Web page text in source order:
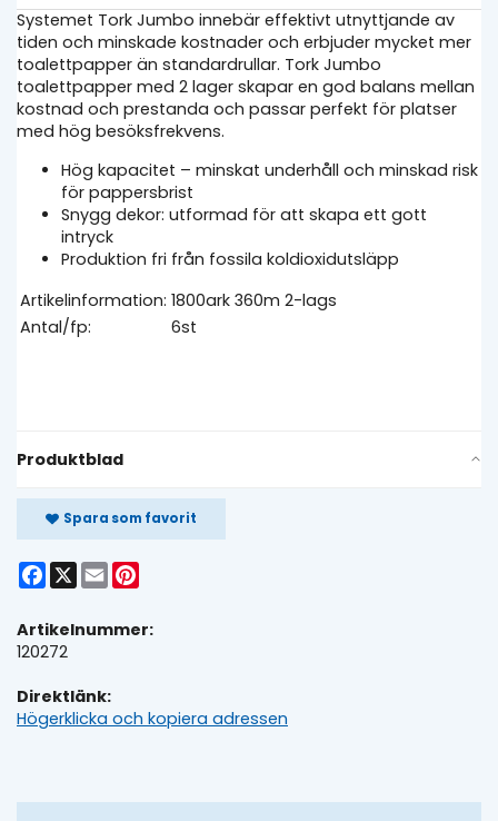
Produktblad
Systemet Tork Jumbo innebär effektivt utnyttjande av
tiden och minskade kostnader och erbjuder mycket mer
toalettpapper än standardrullar. Tork Jumbo
toalettpapper med 2 lager skapar en god balans mellan
kostnad och prestanda och passar perfekt för platser
med hög besöksfrekvens.
Hög kapacitet – minskat underhåll och minskad risk
för pappersbrist
Snygg dekor: utformad för att skapa ett gott
intryck
Produktion fri från fossila koldioxidutsläpp
Artikelinformation: 1800ark 360m 2-lags
Antal/fp:
6st
Spara som favorit
Facebook
X Email
Artikelnummer:
120272
Direktlänk:
Högerklicka och kopiera adressen